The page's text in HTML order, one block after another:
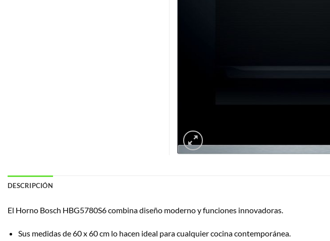
DESCRIPCIÓN
El Horno Bosch HBG5780S6 combina diseño moderno y funciones innovadoras.
Sus medidas de 60 x 60 cm lo hacen ideal para cualquier cocina contemporánea.